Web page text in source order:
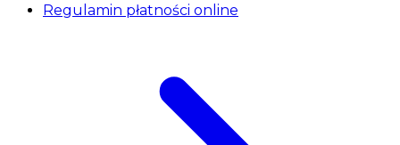
Regulamin płatności online